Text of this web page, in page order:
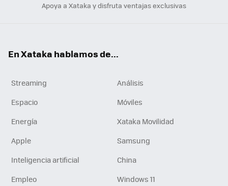
Apoya a Xataka y disfruta ventajas exclusivas
En Xataka hablamos de...
Streaming
Análisis
Espacio
Móviles
Energía
Xataka Movilidad
Apple
Samsung
Inteligencia artificial
China
Empleo
Windows 11